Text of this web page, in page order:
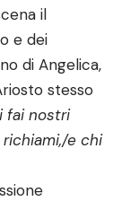
il
e dei
di Angelica,
stesso
fai nostri
e chi